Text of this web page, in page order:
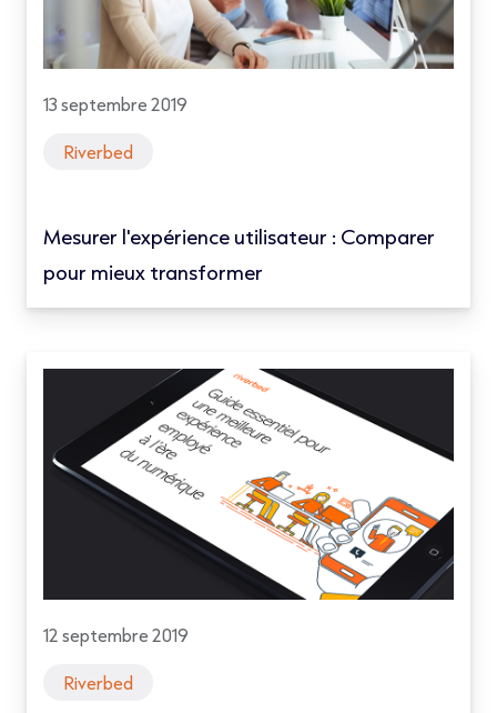
13 septembre 2019
Riverbed
Mesurer l'expérience utilisateur : Comparer
pour mieux transformer
12 septembre 2019
Riverbed